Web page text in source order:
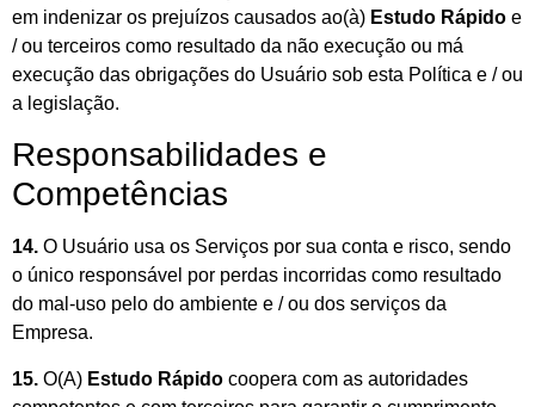
em indenizar os prejuízos causados ao(à) Estudo Rápido e
/ ou terceiros como resultado da não execução ou má
execução das obrigações do Usuário sob esta Política e / ou
a legislação.
Responsabilidades e
Competências
14. O Usuário usa os Serviços por sua conta e risco, sendo
o único responsável por perdas incorridas como resultado
do mal-uso pelo do ambiente e / ou dos serviços da
Empresa.
15. O(A) Estudo Rápido coopera com as autoridades